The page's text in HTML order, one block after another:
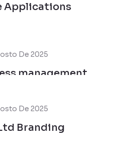
Applications
De 2025
management
De 2025
Branding